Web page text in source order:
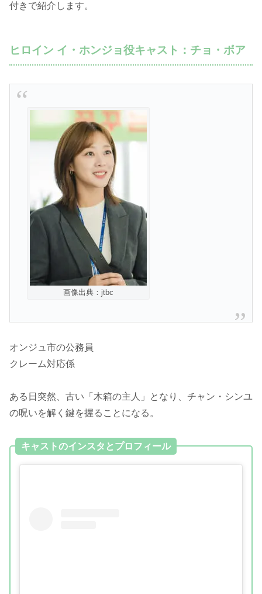
付きで紹介します。
ヒロイン イ・ホンジョ役キャスト：チョ・ボア
画像出典：jtbc
オンジュ市の公務員
クレーム対応係
ある日突然、古い「木箱の主人」となり、チャン・シンユ
の呪いを解く鍵を握ることになる。
キャストのインスタとプロフィール